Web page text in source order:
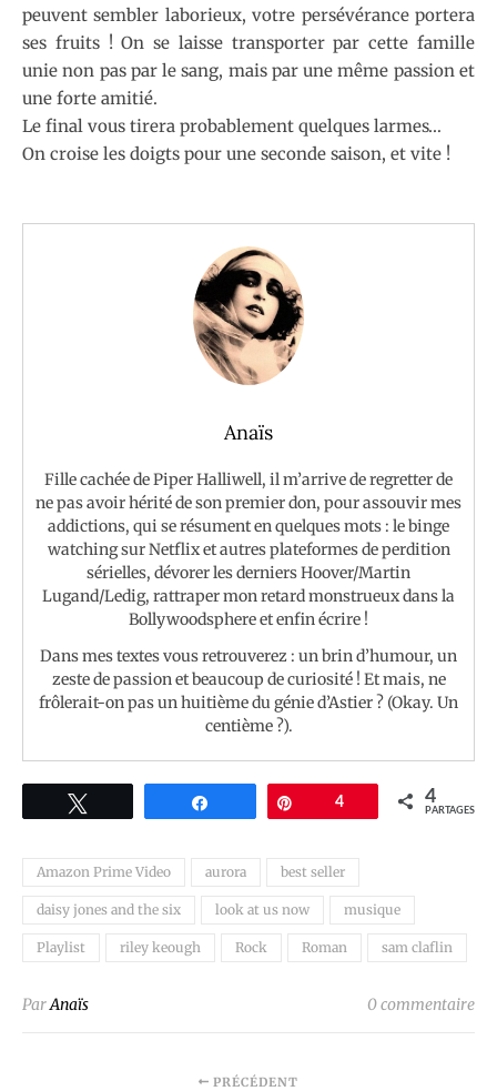
peuvent sembler laborieux, votre persévérance portera
ses fruits ! On se laisse transporter par cette famille
unie non pas par le sang, mais par une même passion et
une forte amitié.
Le final vous tirera probablement quelques larmes…
On croise les doigts pour une seconde saison, et vite !
Anaïs
Fille cachée de Piper Halliwell, il m’arrive de regretter de
ne pas avoir hérité de son premier don, pour assouvir mes
addictions, qui se résument en quelques mots : le binge
watching sur Netflix et autres plateformes de perdition
sérielles, dévorer les derniers Hoover/Martin
Lugand/Ledig, rattraper mon retard monstrueux dans la
Bollywoodsphere et enfin écrire !
Dans mes textes vous retrouverez : un brin d’humour, un
zeste de passion et beaucoup de curiosité ! Et mais, ne
frôlerait-on pas un huitième du génie d’Astier ? (Okay. Un
centième ?).
Partagez Épingle
4 4
PARTAGES
Amazon Prime Video aurora best seller
daisy jones and the six look at us now musique
Playlist riley keough Rock Roman sam claflin
ParAnaïs 0 commentaire
PRÉCÉDENT